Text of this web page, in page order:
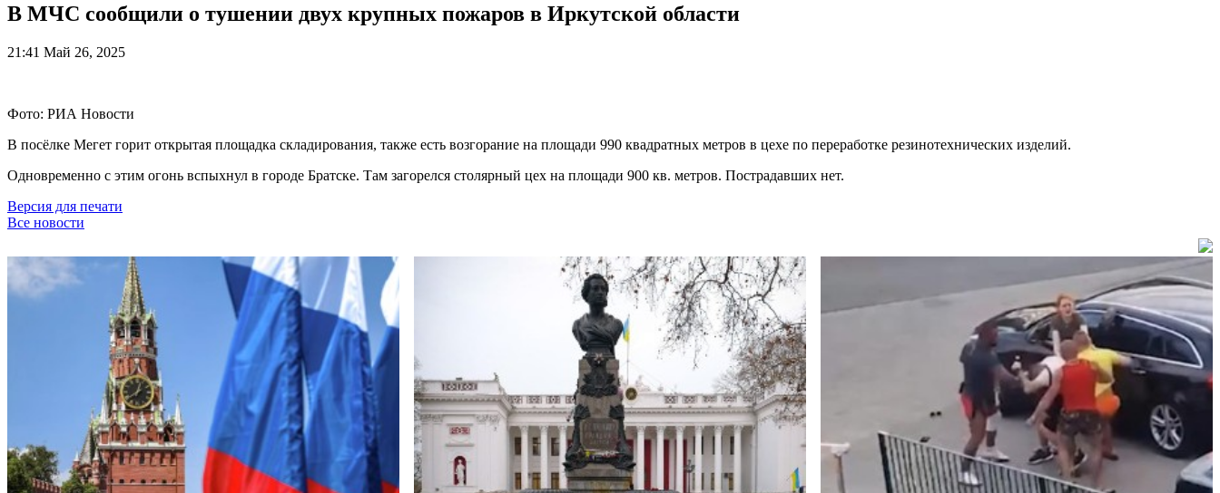
В МЧС сообщили о тушении двух крупных пожаров в Иркутской области
21:41 Май 26, 2025
Фото: РИА Новости
В посёлке Мегет горит открытая площадка складирования, также есть возгорание на площади 990 квадратных метров в цехе по переработке резинотехнических изделий.
Одновременно с этим огонь вспыхнул в городе Братске. Там загорелся столярный цех на площади 900 кв. метров. Пострадавших нет.
Версия для печати
Все новости